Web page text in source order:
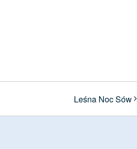
Leśna Noc Sów